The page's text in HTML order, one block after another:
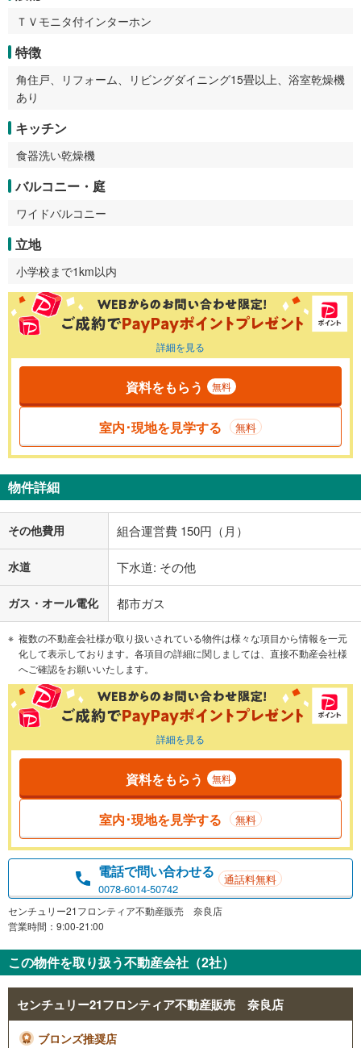
ＴＶモニタ付インターホン
特徴
角住戸、リフォーム、リビングダイニング15畳以上、浴室乾燥機
あり
キッチン
食器洗い乾燥機
バルコニー・庭
ワイドバルコニー
立地
小学校まで1km以内
詳細を見る
資料をもらう 無料
室内･現地を見学する 無料
物件詳細
その他費用 組合運営費 150円（月）
水道 下水道: その他
ガス・オール電化 都市ガス
複数の不動産会社様が取り扱いされている物件は様々な項目から情報を一元
化して表示しております。各項目の詳細に関しましては、直接不動産会社様
へご確認をお願いいたします。
詳細を見る
資料をもらう 無料
室内･現地を見学する 無料
電話で問い合わせる
0078-6014-50742
通話料無料
センチュリー21フロンティア不動産販売 奈良店
営業時間：9:00-21:00
この物件を取り扱う不動産会社（2社）
センチュリー21フロンティア不動産販売 奈良店
ブロンズ推奨店